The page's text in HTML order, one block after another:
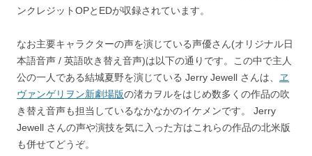
ンクレジットOPとEDが収録されています。
なお主要キャラクターの声を演じている声優さん(オリジナル日
本語音声 / 英語吹き替え音声)は以下の通りです。この中で主人
公の一人である結城夏野を演じている Jerry Jewell さんは、
ヱ
ヴァンゲリヲン新劇場版の渚カヲルをはじめ数多くの作品の吹
き替え音声も担当しているなかなかのイケメンです。 Jerry
Jewell さんの声や演技を気に入った方はこれらの作品の北米版
も併せてどうぞ。